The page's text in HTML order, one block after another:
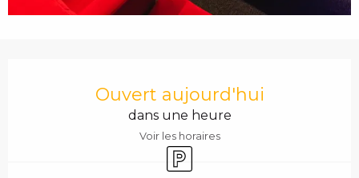
Ouvert aujourd'hui
dans une heure
Voir les horaires
Parking